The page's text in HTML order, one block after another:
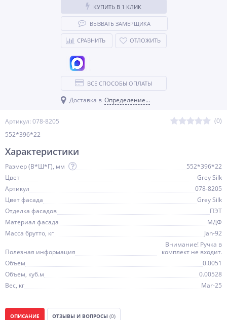
Артикул: 078-8205
(0)
552*396*22
КУПИТЬ В 1 КЛИК
ВЫЗВАТЬ ЗАМЕРЩИКА
СРАВНИТЬ ОТЛОЖИТЬ
ВСЕ СПОСОБЫ ОПЛАТЫ
Доставка в Определение...
Характеристики
Размер (В*Ш*Г), мм
552*396*22
Цвет
Grey Silk
Артикул
078-8205
Цвет фасада
Grey Silk
Отделка фасадов
ПЭТ
Материал фасада
МДФ
Масса брутто, кг
Jan-92
Полезная информация
Внимание! Ручка в
комплект не входит.
Объем
0.0051
Объем, куб.м
0.00528
Вес, кг
Mar-25
ОПИСАНИЕ ОТЗЫВЫ И ВОПРОСЫ (0)